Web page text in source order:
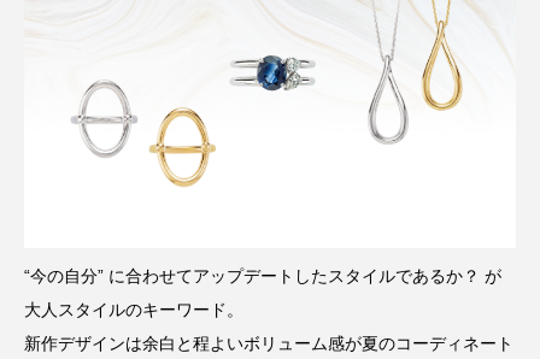
“今の自分” に合わせてアップデートしたスタイルであるか？ が
大人スタイルのキーワード。
新作デザインは余白と程よいボリューム感が夏のコーディネート